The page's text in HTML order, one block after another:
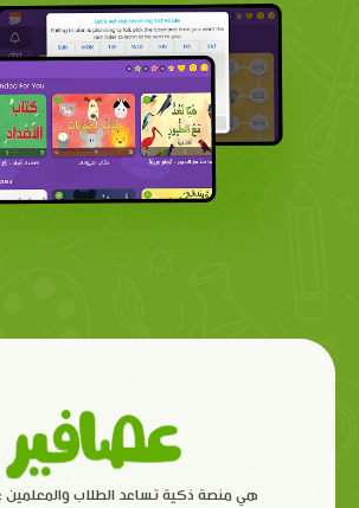
هي منصة ذكية تساعد الطلاب والمعلمين